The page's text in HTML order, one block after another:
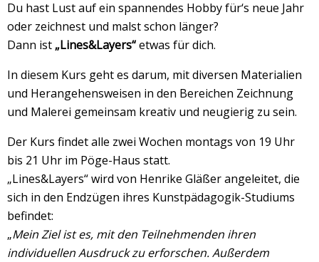
Presse/Newsletter
Du hast Lust auf ein spannendes Hobby für‘s neue Jahr
oder zeichnest und malst schon länger?
Dann ist „Lines&Layers“etwas für dich.
In diesem Kurs geht es darum, mit diversen Materialien
und Herangehensweisen in den Bereichen Zeichnung
und Malerei gemeinsam kreativ und neugierig zu sein.
Der Kurs findet alle zwei Wochen montags von 19 Uhr
bis 21 Uhr im Pöge-Haus statt.
„Lines&Layers“ wird von Henrike Gläßer angeleitet, die
sich in den Endzügen ihres Kunstpädagogik-Studiums
befindet:
„Mein Ziel ist es, mit den Teilnehmenden ihren
individuellen Ausdruck zu erforschen. Außerdem